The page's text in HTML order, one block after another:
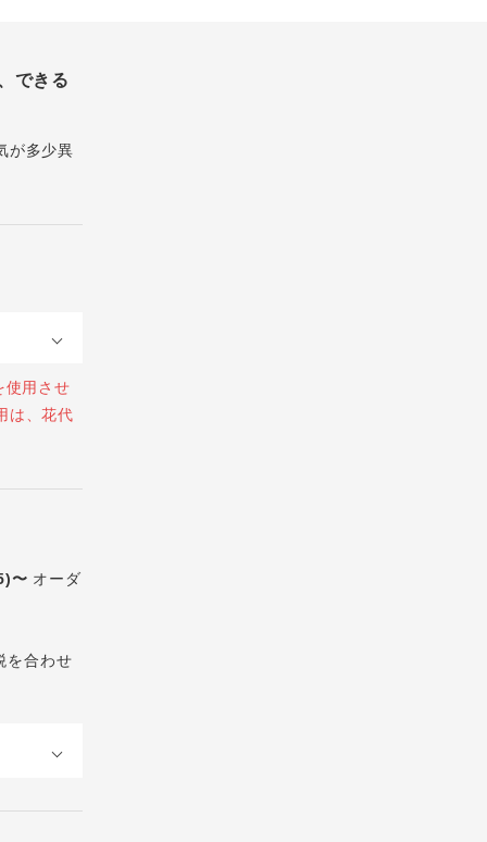
できる
が多少異
使用させ
は、花代
〜 オーダ
を合わせ